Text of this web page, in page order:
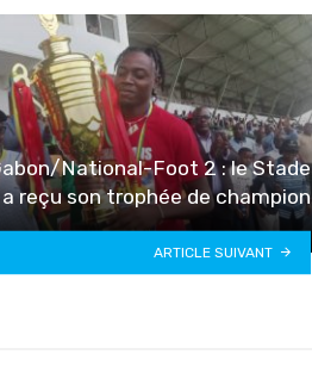
National-Foot 2 : le Stade
reçu son trophée de champion
ARTICLE SUIVANT